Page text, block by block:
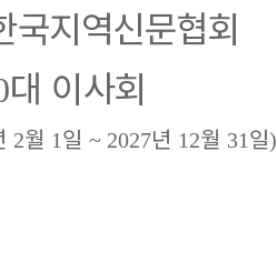
국지역신문협회
대 이사회
2월 1 일 ~ 2027년 12월 31 일)